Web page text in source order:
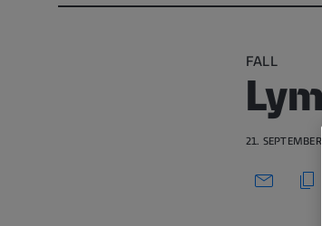
FALL
21.